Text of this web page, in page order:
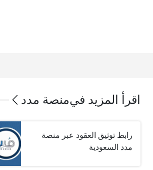
اقرأ المزيد فيمنصة مدد
رابط توثيق العقود عبر منصة
مدد السعودية